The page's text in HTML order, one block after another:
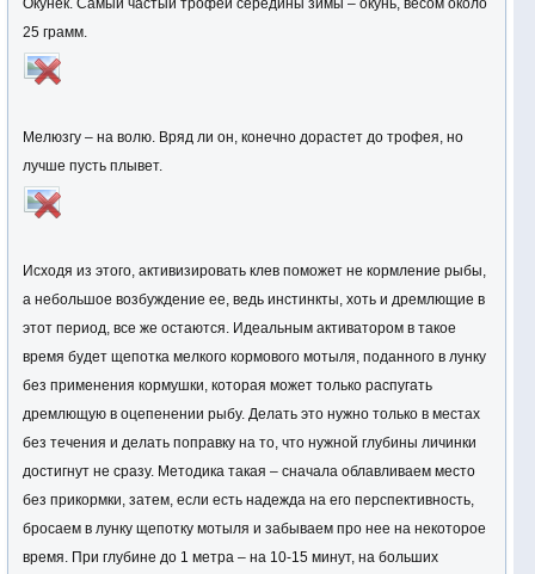
Окунек. Самый частый трофей середины зимы – окунь, весом около
25 грамм.
Мелюзгу – на волю. Вряд ли он, конечно дорастет до трофея, но
лучше пусть плывет.
Исходя из этого, активизировать клев поможет не кормление рыбы,
а небольшое возбуждение ее, ведь инстинкты, хоть и дремлющие в
этот период, все же остаются. Идеальным активатором в такое
время будет щепотка мелкого кормового мотыля, поданного в лунку
без применения кормушки, которая может только распугать
дремлющую в оцепенении рыбу. Делать это нужно только в местах
без течения и делать поправку на то, что нужной глубины личинки
достигнут не сразу. Методика такая – сначала облавливаем место
без прикормки, затем, если есть надежда на его перспективность,
бросаем в лунку щепотку мотыля и забываем про нее на некоторое
время. При глубине до 1 метра – на 10-15 минут, на больших